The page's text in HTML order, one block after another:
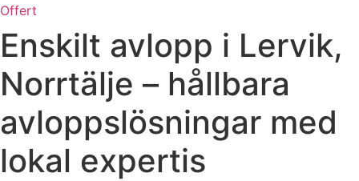
Offert
Enskilt avlopp i Lervik,
Norrtälje – hållbara
avloppslösningar med
lokal expertis